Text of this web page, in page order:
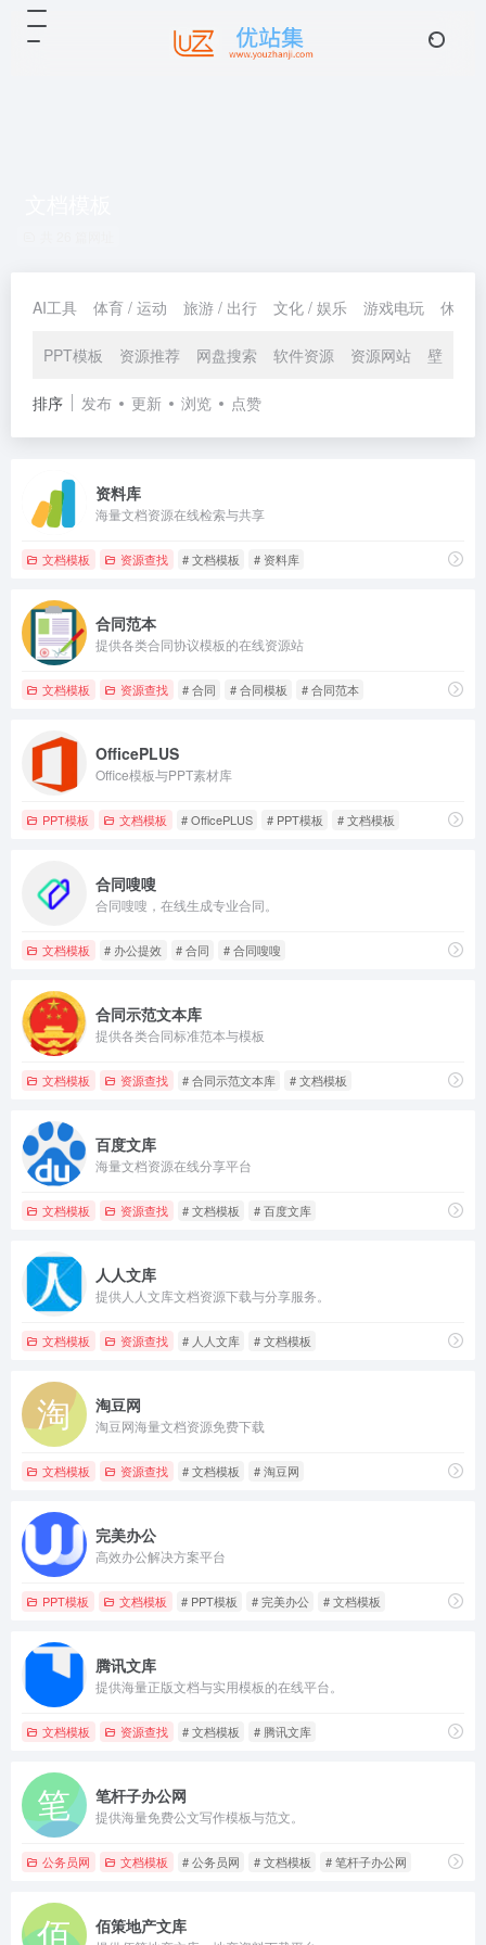
AI工具 体育 / 运动 旅游 / 出行 文化 / 娱乐 游戏电玩 休闲 /
PPT模板 资源推荐 网盘搜索 软件资源 资源网站 壁纸下
排序 发布 更新 浏览 点赞
资料库
海量文档资源在线检索与共享
文档模板 资源查找 # 文档模板 # 资料库
合同范本
提供各类合同协议模板的在线资源站
文档模板 资源查找 # 合同 # 合同模板 # 合同范本
OfficePLUS
Office模板与PPT素材库
PPT模板 文档模板 # OfficePLUS # PPT模板 # 文档模板
合同嗖嗖
合同嗖嗖，在线生成专业合同。
文档模板 # 办公提效 # 合同 # 合同嗖嗖
合同示范文本库
提供各类合同标准范本与模板
文档模板 资源查找 # 合同示范文本库 # 文档模板
百度文库
海量文档资源在线分享平台
文档模板 资源查找 # 文档模板 # 百度文库
人人文库
提供人人文库文档资源下载与分享服务。
文档模板 资源查找 # 人人文库 # 文档模板
淘豆网
淘豆网海量文档资源免费下载
文档模板 资源查找 # 文档模板 # 淘豆网
完美办公
高效办公解决方案平台
PPT模板 文档模板 # PPT模板 # 完美办公 # 文档模板
腾讯文库
提供海量正版文档与实用模板的在线平台。
文档模板 资源查找 # 文档模板 # 腾讯文库
笔杆子办公网
提供海量免费公文写作模板与范文。
公务员网 文档模板 # 公务员网 # 文档模板 # 笔杆子办公网
佰策地产文库